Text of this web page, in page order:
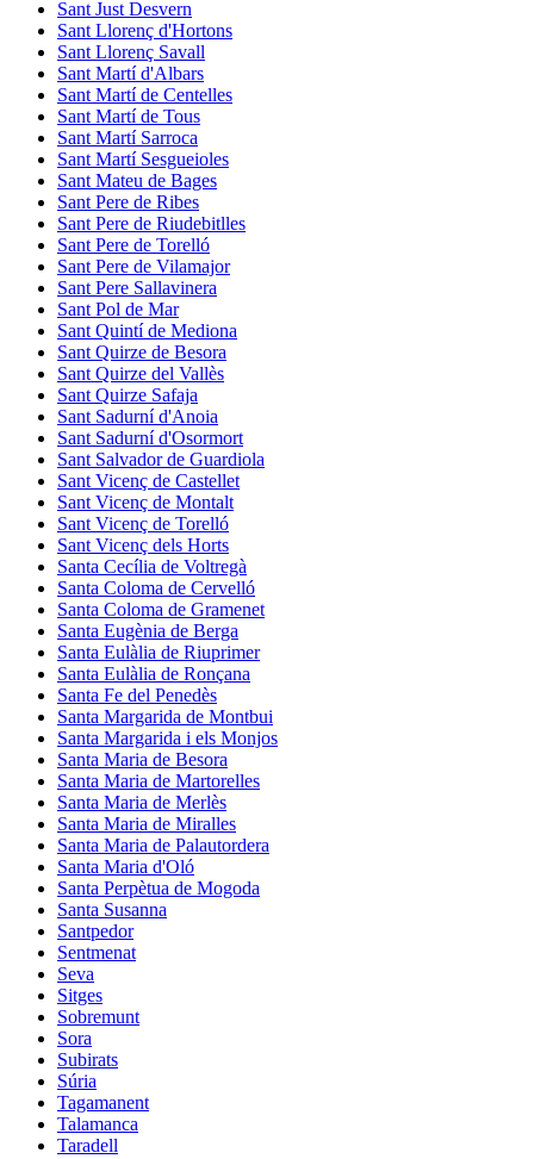
Sant Just Desvern
Sant Llorenç d'Hortons
Sant Llorenç Savall
Sant Martí d'Albars
Sant Martí de Centelles
Sant Martí de Tous
Sant Martí Sarroca
Sant Martí Sesgueioles
Sant Mateu de Bages
Sant Pere de Ribes
Sant Pere de Riudebitlles
Sant Pere de Torelló
Sant Pere de Vilamajor
Sant Pere Sallavinera
Sant Pol de Mar
Sant Quintí de Mediona
Sant Quirze de Besora
Sant Quirze del Vallès
Sant Quirze Safaja
Sant Sadurní d'Anoia
Sant Sadurní d'Osormort
Sant Salvador de Guardiola
Sant Vicenç de Castellet
Sant Vicenç de Montalt
Sant Vicenç de Torelló
Sant Vicenç dels Horts
Santa Cecília de Voltregà
Santa Coloma de Cervelló
Santa Coloma de Gramenet
Santa Eugènia de Berga
Santa Eulàlia de Riuprimer
Santa Eulàlia de Ronçana
Santa Fe del Penedès
Santa Margarida de Montbui
Santa Margarida i els Monjos
Santa Maria de Besora
Santa Maria de Martorelles
Santa Maria de Merlès
Santa Maria de Miralles
Santa Maria de Palautordera
Santa Maria d'Oló
Santa Perpètua de Mogoda
Santa Susanna
Santpedor
Sentmenat
Seva
Sitges
Sobremunt
Sora
Subirats
Súria
Tagamanent
Talamanca
Taradell